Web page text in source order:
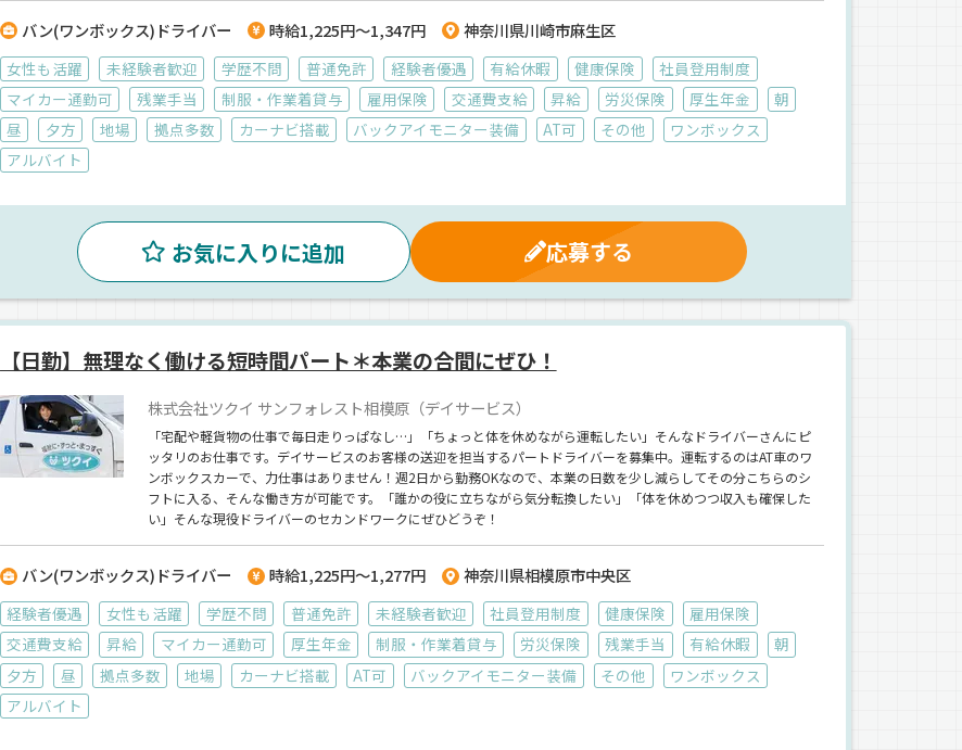
バン(ワンボックス)ドライバー 時給1,225円～1,347円 神奈川県川崎市麻生区
女性も活躍 未経験者歓迎 学歴不問 普通免許 経験者優遇 有給休暇 健康保険
社員登用制度
マイカー通勤可
残業手当 制服・作業着貸与 雇用保険 交通費支給 昇給 労災保険 厚生年金
朝
昼
夕方 地場 拠点多数 カーナビ搭載 バックアイモニター装備 AT可 その他
ワンボックス
アルバイト
お気に入りに追加 応募する
【日勤】無理なく働ける短時間パート＊本業の合間にぜひ！
株式会社ツクイ サンフォレスト相模原（デイサービス）
「宅配や軽貨物の仕事で毎日走りっぱなし…」「ちょっと体を休めながら運転したい」そんなドライバーさんにピ
ッタリのお仕事です。デイサービスのお客様の送迎を担当するパートドライバーを募集中。運転するのはAT車のワ
ンボックスカーで、力仕事はありません！週2日から勤務OKなので、本業の日数を少し減らしてその分こちらのシ
フトに入る、そんな働き方が可能です。「誰かの役に立ちながら気分転換したい」「体を休めつつ収入も確保した
い」そんな現役ドライバーのセカンドワークにぜひどうぞ！
バン(ワンボックス)ドライバー 時給1,225円～1,277円 神奈川県相模原市中央区
経験者優遇 女性も活躍 学歴不問 普通免許 未経験者歓迎 社員登用制度 健康保険
雇用保険
交通費支給
昇給 マイカー通勤可 厚生年金 制服・作業着貸与 労災保険 残業手当 有給休暇
朝
夕方
昼 拠点多数 地場 カーナビ搭載 AT可 バックアイモニター装備 その他
ワンボックス
アルバイト